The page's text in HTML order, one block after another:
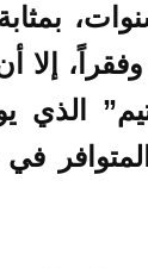
إلا
الذي
في